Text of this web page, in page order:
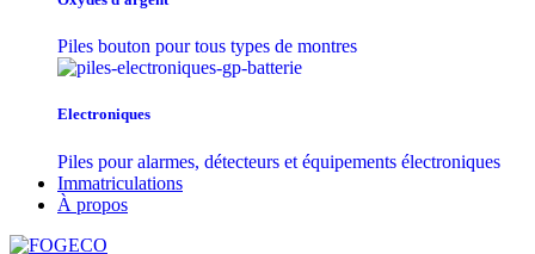
Piles bouton pour tous types de montres
Electroniques
Piles pour alarmes, détecteurs et équipements électroniques
Immatriculations
À propos